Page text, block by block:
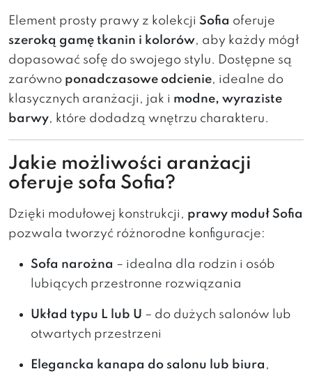
Element prosty prawy z kolekcji Sofia oferuje
szeroką gamę tkanin i kolorów, aby każdy mógł
dopasować sofę do swojego stylu. Dostępne są
zarówno ponadczasowe odcienie, idealne do
klasycznych aranżacji, jak i modne, wyraziste
barwy, które dodadzą wnętrzu charakteru.
Jakie możliwości aranżacji
oferuje sofa Sofia?
Dzięki modułowej konstrukcji, prawy moduł Sofia
pozwala tworzyć różnorodne konfiguracje:
Sofa narożna – idealna dla rodzin i osób
lubiących przestronne rozwiązania
Układ typu L lub U – do dużych salonów lub
otwartych przestrzeni
Elegancka kanapa do salonu lub biura ,